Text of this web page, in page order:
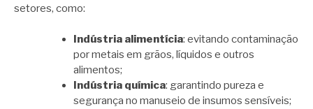
setores, como:
Indústria alimentícia: evitando contaminação
por metais em grãos, líquidos e outros
alimentos;
Indústria química: garantindo pureza e
segurança no manuseio de insumos sensíveis;